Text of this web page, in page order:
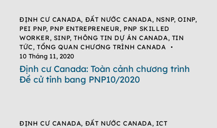
ĐỊNH CƯ CANADA, ĐẤT NƯỚC CANADA, NSNP,OINP,
PEI PNP, PNP ENTREPRENEUR, PNP SKILLED
WORKER, SINP,THÔNG TIN DỰ ÁN CANADA, TIN
TỨC,TỔNG QUAN CHƯƠNG TRÌNH CANADA
10 Tháng 11, 2020
Định cư Canada: Toàn cảnh chương trình
Đề cử tỉnh bang PNP10/2020
ĐỊNH CƯ CANADA, ĐẤT NƯỚC CANADA, ICT